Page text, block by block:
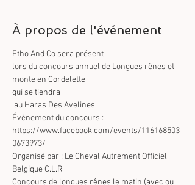
À propos de l'événement
Etho And Co sera présent
lors du concours annuel de Longues rênes et
monte en Cordelette
qui se tiendra
au Haras Des Avelines
Événement du concours :
https://www.facebook.com/events/116168503
0673973/
Organisé par : Le Cheval Autrement Officiel
Belgique C.L.R
Concours de longues rênes le matin (avec ou